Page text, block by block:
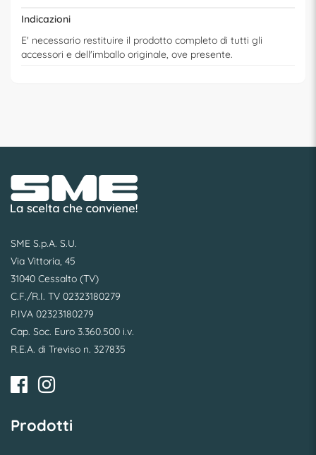
Indicazioni
E' necessario restituire il prodotto completo di tutti gli
accessori e dell'imballo originale, ove presente.
SME S.p.A. S.U.
Via Vittoria, 45
31040 Cessalto (TV)
C.F./R.I. TV 02323180279
P.IVA 02323180279
Cap. Soc. Euro 3.360.500 i.v.
R.E.A. di Treviso n. 327835
Prodotti